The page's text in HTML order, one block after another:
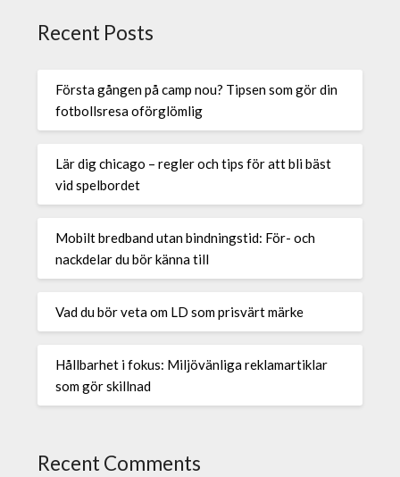
Recent Posts
Första gången på camp nou? Tipsen som gör din
fotbollsresa oförglömlig
Lär dig chicago – regler och tips för att bli bäst
vid spelbordet
Mobilt bredband utan bindningstid: För- och
nackdelar du bör känna till
Vad du bör veta om LD som prisvärt märke
Hållbarhet i fokus: Miljövänliga reklamartiklar
som gör skillnad
Recent Comments